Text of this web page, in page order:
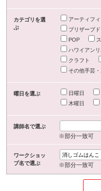
カテゴリを選
ぶ
アーティフ
プリザーブ
POP
ハワイアン
クラフト
その他手芸
曜日を選ぶ 日曜日
木曜日
講師名で選ぶ
※部分一致可
ワークショッ
プ名で選ぶ
※部分一致可